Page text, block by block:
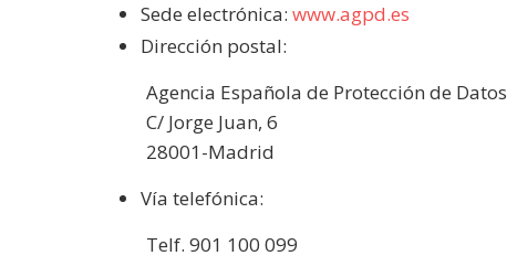
Sede electrónica: www.agpd.es
Dirección postal:
Agencia Española de Protección de Datos
C/ Jorge Juan, 6
28001-Madrid
Vía telefónica:
Telf. 901 100 099